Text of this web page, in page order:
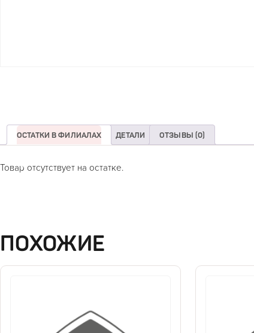
ОСТАТКИ В ФИЛИАЛАХ ДЕТАЛИ ОТЗЫВЫ (0)
Товар отсутствует на остатке.
ПОХОЖИЕ